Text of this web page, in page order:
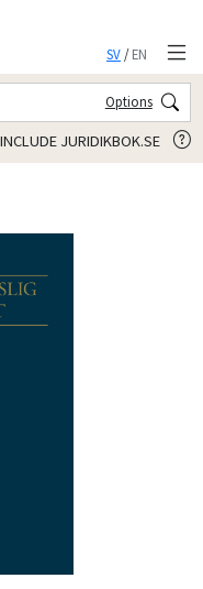
SV/EN
Options
INCLUDE JURIDIKBOK.SE